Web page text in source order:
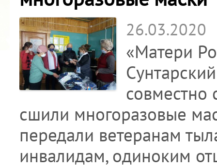
26.03.2020
«Матери
совместно
сшили многоразовые
передали ветеранам
инвалидам, одиноким